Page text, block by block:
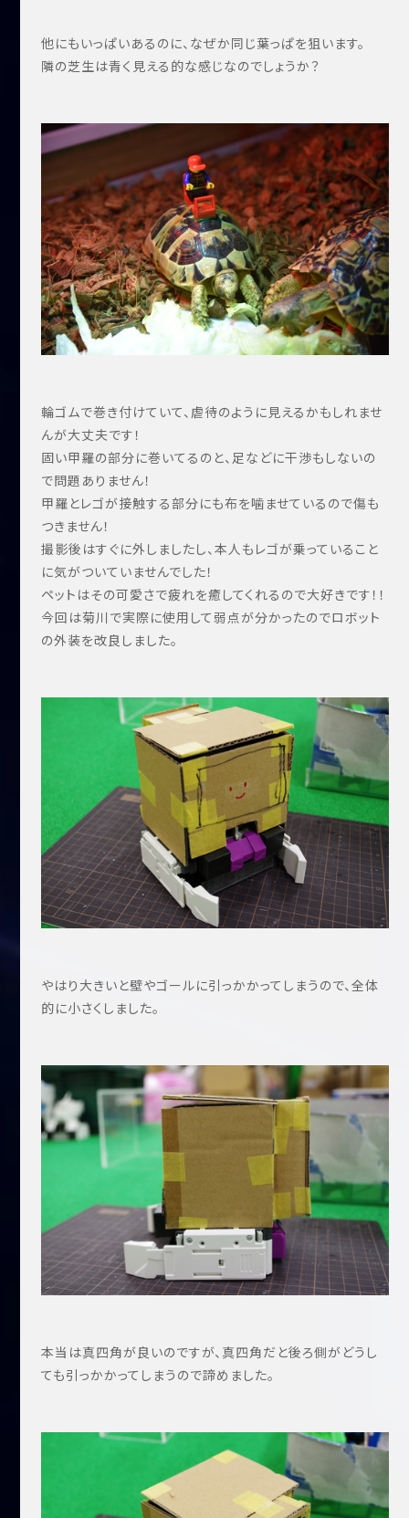
他にもいっぱいあるのに、なぜか同じ葉っぱを狙います。
隣の芝生は青く見える的な感じなのでしょうか？
輪ゴムで巻き付けていて、虐待のように見えるかもしれませ
んが大丈夫です！
固い甲羅の部分に巻いてるのと、足などに干渉もしないの
で問題ありません！
甲羅とレゴが接触する部分にも布を噛ませているので傷も
つきません！
撮影後はすぐに外しましたし、本人もレゴが乗っていること
に気がついていませんでした！
ペットはその可愛さで疲れを癒してくれるので大好きです！！
今回は菊川で実際に使用して弱点が分かったのでロボット
の外装を改良しました。
やはり大きいと壁やゴールに引っかかってしまうので、全体
的に小さくしました。
本当は真四角が良いのですが、真四角だと後ろ側がどうし
ても引っかかってしまうので諦めました。